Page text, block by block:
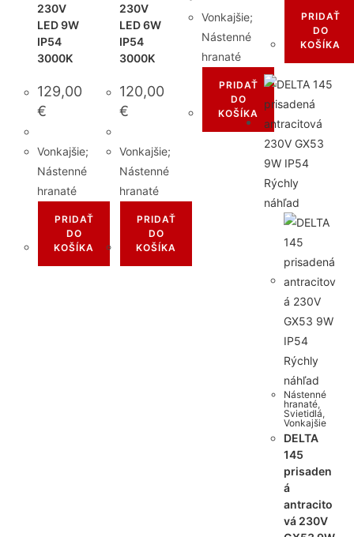
230V
LED 9W
IP54
3000K
129,00
€
Vonkajšie;
Nástenné
hranaté
PRIDAŤ
DO
KOŠÍKA
230V
LED 6W
IP54
3000K
120,00
€
Vonkajšie;
Nástenné
hranaté
PRIDAŤ
DO
KOŠÍKA
Vonkajšie;
Nástenné
hranaté
PRIDAŤ
DO
KOŠÍKA
PRIDAŤ
DO
KOŠÍKA
Rýchly
náhľad
Rýchly
náhľad
Nástenné
hranaté
Svietidlá
Vonkajšie
DELTA
145
prisaden
á
antracito
vá 230V